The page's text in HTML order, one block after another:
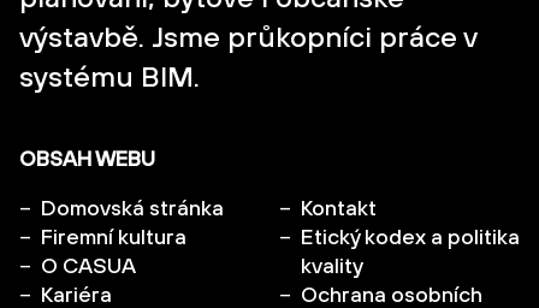
výstavbě. Jsme průkopníci práce v
systému BIM.
OBSAH WEBU
Domovská stránka
Firemní kultura
O CASUA
Kariéra
Kontakt
Etický kodex a politika
kvality
Ochrana osobních